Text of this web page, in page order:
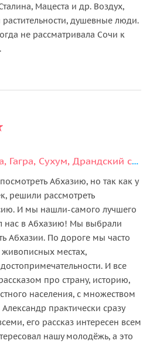
Мацеста и др. Воздух,
душевные люди.
не рассматривала Сочи к
Чарующая Черниговка, Гагра, Сухум, Драндский собор и горячий Кындыг
Абхазию, но так как у
решили рассмотреть
И мы нашли-самого лучшего
нас в Абхазию! Мы выбрали
Абхазии. По дороге мы часто
живописных местах,
И все
про страну, историю,
населения, с множеством
практически сразу
его рассказ интересен всем
нашу молодёжь, а это